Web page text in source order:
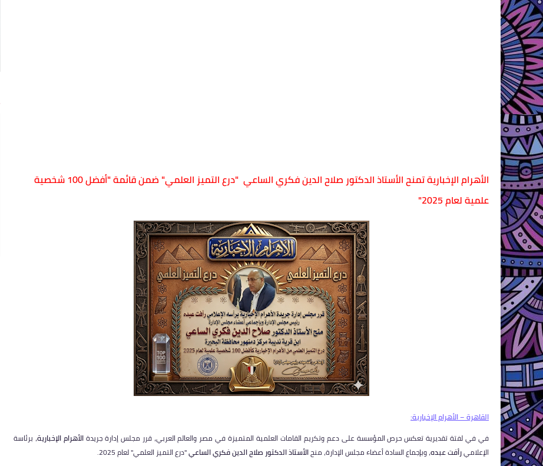
الأهرام الإخبارية تمنح الأستاذ الدكتور صلاح الدين فكري الساعي "درع التميز العلمي" ضمن قائمة
"أفضل 100 شخصية
علمية لعام 2025"
القاهرة – الأهرام الإخبارية:
​في في لفتة تقديرية تعكس حرص المؤسسة على دعم وتكريم القامات العلمية المتميزة في مصر والعالم العربي، قرر مجلس إدارة جريدةالأهرام الإخبارية، برئاسة
الإعلاميرأفت عبده، وبإجماع السادة أعضاء مجلس الإدارة، منحالأستاذ الدكتور صلاح الدين فكري الساعي"درع التميز العلمي" لعام 2025.